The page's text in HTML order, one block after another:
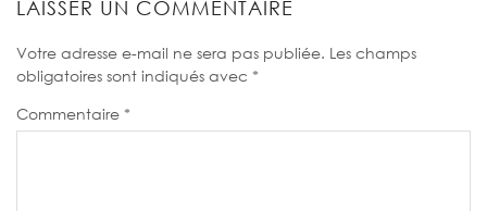
LAISSER UN COMMENTAIRE
Votre adresse e-mail ne sera pas publiée. Les champs
obligatoires sont indiqués avec *
Commentaire *